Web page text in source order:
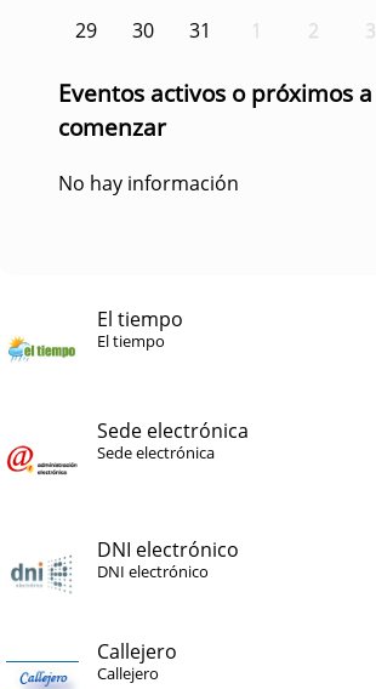
29
30 31 1 2 3
Eventos activos o próximos a
comenzar
No hay información
El tiempo
El tiempo
Sede electrónica
Sede electrónica
DNI electrónico
DNI electrónico
Callejero
Callejero